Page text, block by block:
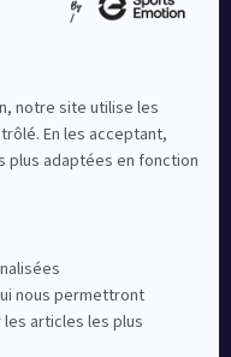
depuis plus de
la rédaction de
« Meilleurs sites de
Sportswear.